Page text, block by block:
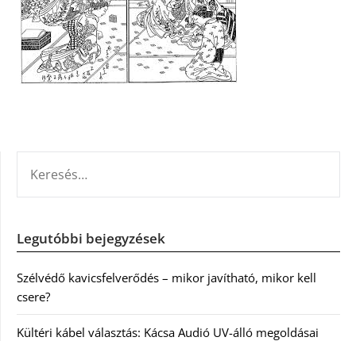
Legutóbbi bejegyzések
Szélvédő kavicsfelverődés – mikor javítható, mikor kell
csere?
Kültéri kábel választás: Kácsa Audió UV-álló megoldásai